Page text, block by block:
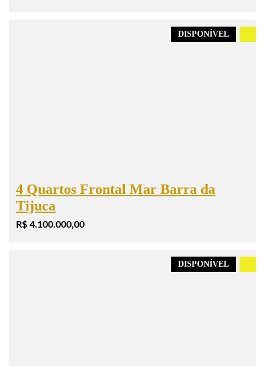
DISPONÍVEL
4 Quartos Frontal Mar Barra da
Tijuca
R$ 4.100.000,00
DISPONÍVEL